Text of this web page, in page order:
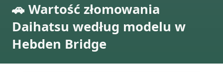
🚗 Wartość złomowania
Daihatsu według modelu w
Hebden Bridge